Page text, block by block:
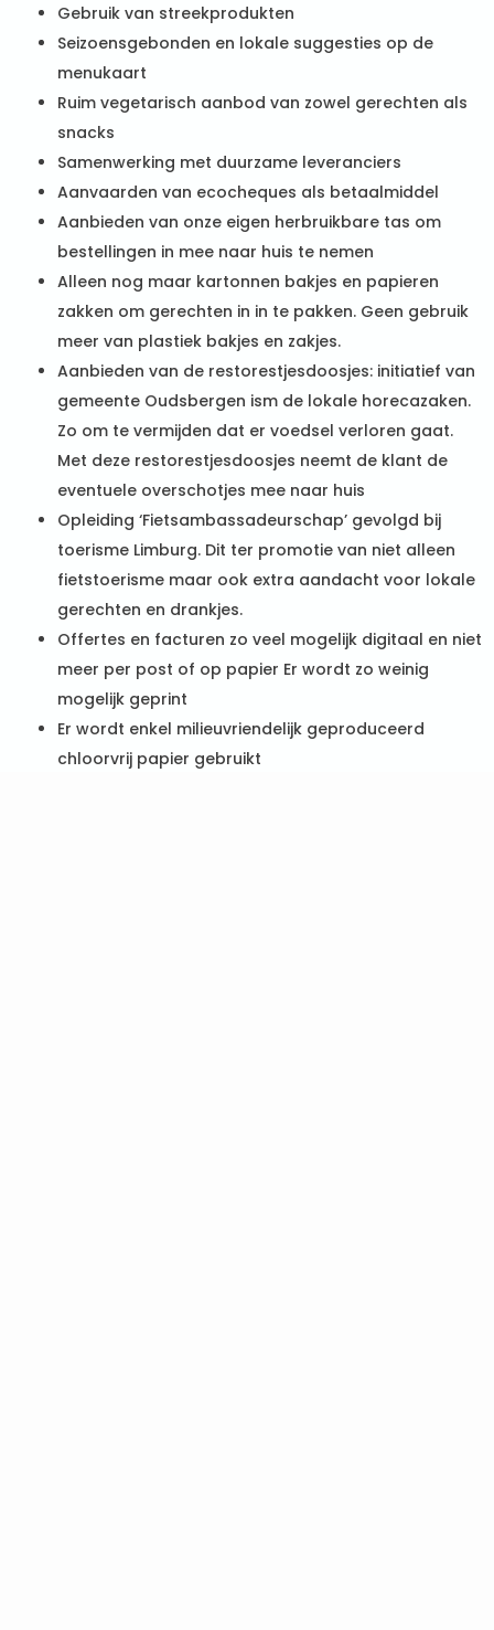
Gebruik van streekprodukten
Seizoensgebonden en lokale suggesties op de
menukaart
Ruim vegetarisch aanbod van zowel gerechten als
snacks
Samenwerking met duurzame leveranciers
Aanvaarden van ecocheques als betaalmiddel
Aanbieden van onze eigen herbruikbare tas om
bestellingen in mee naar huis te nemen
Alleen nog maar kartonnen bakjes en papieren
zakken om gerechten in in te pakken. Geen gebruik
meer van plastiek bakjes en zakjes.
Aanbieden van de restorestjesdoosjes: initiatief van
gemeente Oudsbergen ism de lokale horecazaken.
Zo om te vermijden dat er voedsel verloren gaat.
Met deze restorestjesdoosjes neemt de klant de
eventuele overschotjes mee naar huis
Opleiding ‘Fietsambassadeurschap’ gevolgd bij
toerisme Limburg. Dit ter promotie van niet alleen
fietstoerisme maar ook extra aandacht voor lokale
gerechten en drankjes.
Offertes en facturen zo veel mogelijk digitaal en niet
meer per post of op papier Er wordt zo weinig
mogelijk geprint
Er wordt enkel milieuvriendelijk geproduceerd
chloorvrij papier gebruikt